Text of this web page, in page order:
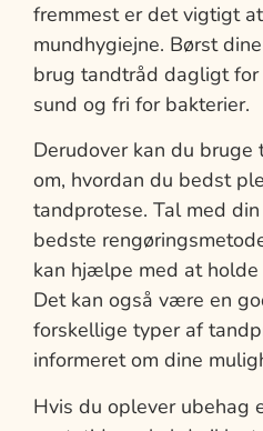
fremmest er det vigtigt
mundhygiejne. Børst
brug tandtråd dagligt
sund og fri for bakterier.
Derudover kan du
om, hvordan du bedst
tandprotese. Tal med
bedste
kan hjælpe med at
Det kan også være en
forskellige typer af
informeret om dine
Hvis du oplever ubehag